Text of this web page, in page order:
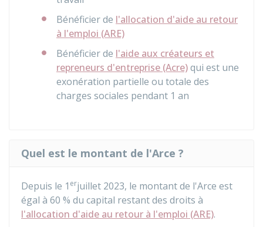
Bénéficier de l'allocation d'aide au retour
à l'emploi (ARE)
Bénéficier de l'aide aux créateurs et
repreneurs d'entreprise (Acre)qui est une
exonération partielle ou totale des
charges sociales pendant 1 an
Quel est le montant de l'Arce ?
Depuis le 1 erjuillet 2023, le montant de l'Arce est
égal à 60 % du capital restant des droits à
l'allocation d'aide au retour à l'emploi (ARE).